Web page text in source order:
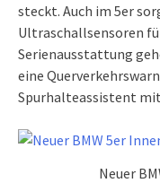
steckt. Auch im 5er
Ultraschallsensoren
Serienausstattung
eine
Spurhalteassistent
Neuer